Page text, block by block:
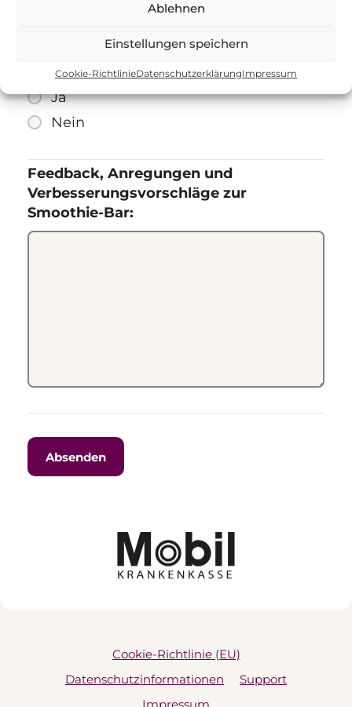
Ablehnen
Einstellungen speichern
Cookie-RichtlinieDatenschutzerklärungImpressum
5. Würden Sie an der Aktion erneut
teilnehmen?*
Ja
Nein
Feedback, Anregungen und
Verbesserungsvorschläge zur
Smoothie-Bar:
Cookie-Richtlinie (EU)
Datenschutzinformationen
Support